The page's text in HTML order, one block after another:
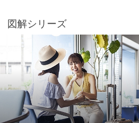
図解シリーズ